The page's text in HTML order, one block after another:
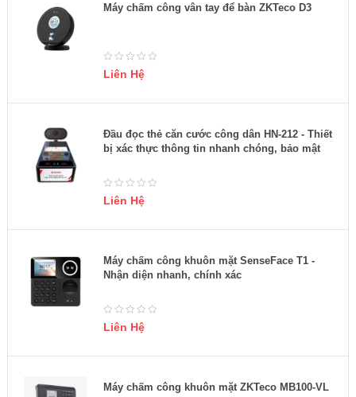
Máy chấm công vân tay để bàn ZKTeco D3
Liên Hệ
Đầu đọc thẻ căn cước công dân HN-212 - Thiết
bị xác thực thông tin nhanh chóng, bảo mật
Liên Hệ
Máy chấm công khuôn mặt SenseFace T1 -
Nhận diện nhanh, chính xác
Liên Hệ
Máy chấm công khuôn mặt ZKTeco MB100-VL